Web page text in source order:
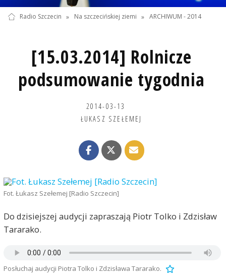
Radio Szczecin » Na szczecińskiej ziemi » ARCHIWUM - 2014
[15.03.2014] Rolnicze
podsumowanie tygodnia
2014-03-13
ŁUKASZ SZEŁEMEJ
Fot. Łukasz Szełemej [Radio Szczecin]
Do dzisiejszej audycji zapraszają Piotr Tolko i Zdzisław
Tararako.
Posłuchaj audycji Piotra Tolko i Zdzisława Tararako.